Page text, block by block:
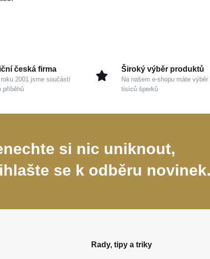
česká firma
roku 2001 jsme součástí
příběhů
Široký výběr produktů
Na našem e-shopu máte výběr
tisíců šperků
si nic uniknout,
se k odběru novinek.
Rady, tipy a triky